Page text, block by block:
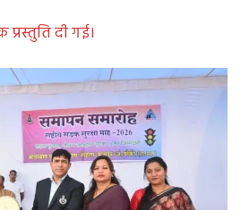
प्रस्तुति दी गई।